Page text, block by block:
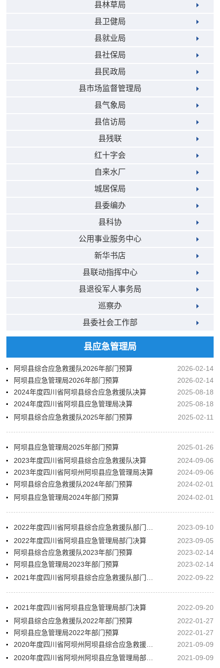
县林草局
县卫健局
县就业局
县社保局
县民政局
县市场监督管理局
县气象局
县信访局
县残联
红十字会
自来水厂
城居保局
县委编办
县科协
公用事业服务中心
新华书店
县联动指挥中心
县退役军人事务局
巡察办
县委社会工作部
县应急管理局
阿坝县综合应急救援队2026年部门预算
2026-02-14
阿坝县应急管理局2026年部门预算
2026-02-14
2024年度四川省阿坝县综合应急救援队决算
2025-08-18
2024年度四川省阿坝县应急管理局决算
2025-08-18
阿坝县综合应急救援队2025年部门预算
2025-02-11
阿坝县应急管理局2025年部门预算
2025-01-26
2023年度四川省阿坝县综合应急救援队决算
2024-09-06
2023年度四川省阿坝州阿坝县应急管理局决算
2024-09-06
阿坝县综合应急救援队2024年部门预算
2024-02-01
阿坝县应急管理局2024年部门预算
2024-02-01
2023-09-10
2022年度四川省阿坝县应急管理局部门决算
2023-09-05
阿坝县综合应急救援队2023年部门预算
2023-02-14
阿坝县应急管理局2023年部门预算
2023-02-14
2022-09-22
2021年度四川省阿坝县应急管理局部门决算
2022-09-20
阿坝县综合应急救援队2022年部门预算
2022-01-27
阿坝县应急管理局2022年部门预算
2022-01-27
2021-09-09
2021-09-09